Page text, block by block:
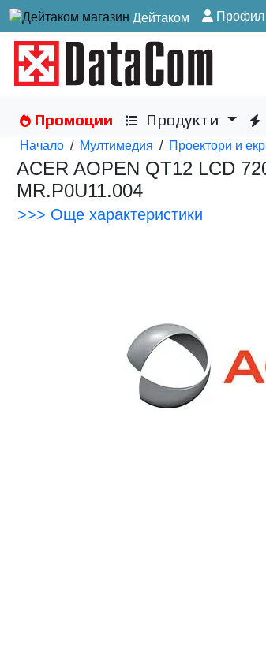
Дейтаком Профил
Промоции Продукти
Начало / Мултимедия / Проектори и
ACER AOPEN QT12 LCD
MR.P0U11.004
>>> Още характеристики